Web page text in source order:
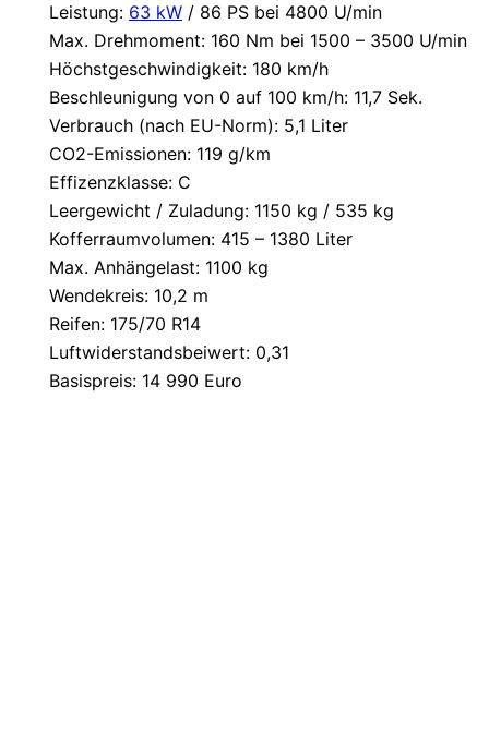
Leistung: 63 kW / 86 PS bei 4800 U/min
Max. Drehmoment: 160 Nm bei 1500 – 3500 U/min
Höchstgeschwindigkeit: 180 km/h
Beschleunigung von 0 auf 100 km/h: 11,7 Sek.
Verbrauch (nach EU-Norm): 5,1 Liter
CO2-Emissionen: 119 g/km
Effizenzklasse: C
Leergewicht / Zuladung: 1150 kg / 535 kg
Kofferraumvolumen: 415 – 1380 Liter
Max. Anhängelast: 1100 kg
Wendekreis: 10,2 m
Reifen: 175/70 R14
Luftwiderstandsbeiwert: 0,31
Basispreis: 14 990 Euro